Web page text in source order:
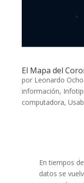
El Mapa del
por Leonardo
información,
computadora,
En tiempos
datos se